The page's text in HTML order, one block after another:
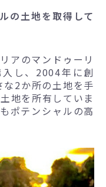
の土地を取得して
アのマンドゥーリ
し、2004年に創
2か所の土地を手
地を所有していま
ポテンシャルの高